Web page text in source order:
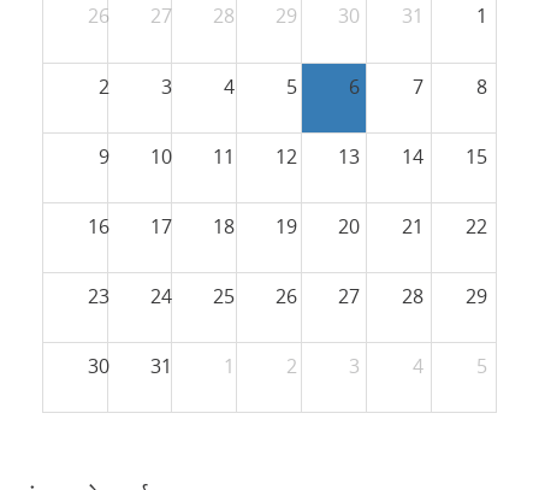
26 27 28 29 30 31 1
2 3 4 5 6 7 8
9 10 11 12 13 14 15
16 17 18 19 20 21 22
23 24 25 26 27 28 29
30 31 1 2 3 4 5